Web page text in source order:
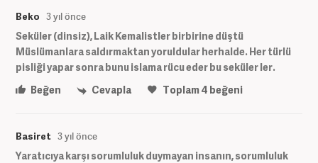
Beko 3 yıl önce
Seküler (dinsiz), Laik Kemalistler birbirine düştü
Müslümanlara saldırmaktan yoruldular herhalde. Her türlü
pisliği yapar sonra bunu islama rücu eder bu seküler ler.
Beğen
Cevapla Toplam4 beğeni
Basiret 3 yıl önce
Yaratıcıya karşı sorumluluk duymayan insanın, sorumluluk